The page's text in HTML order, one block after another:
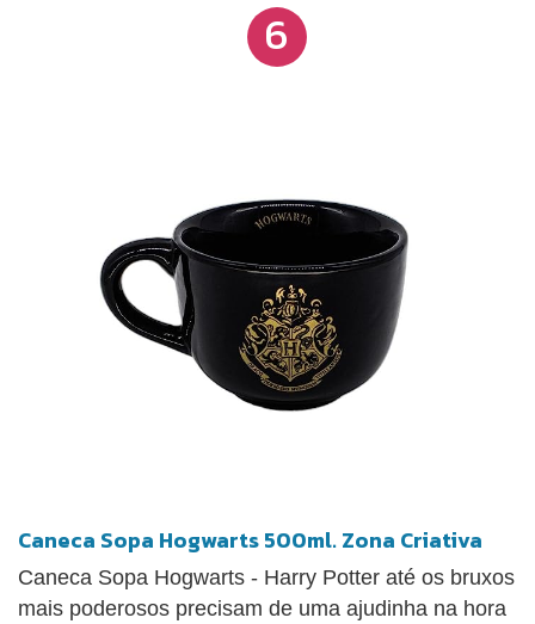
ou uma ótima opção para presentear. Compacta e
feita com materiais resistentes: perfeita para quem
6
Caneca Sopa Hogwarts 500ml. Zona Criativa
Caneca Sopa Hogwarts - Harry Potter até os bruxos
mais poderosos precisam de uma ajudinha na hora